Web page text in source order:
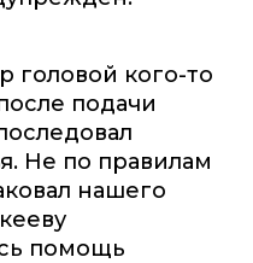
головой кого-то
подачи
Не по правилам
нашего
помощь